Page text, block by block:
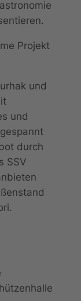
Projekt
und
und
durch
SSV